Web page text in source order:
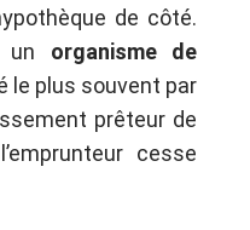
de côté.
un organisme de
le plus souvent par
prêteur de
cesse